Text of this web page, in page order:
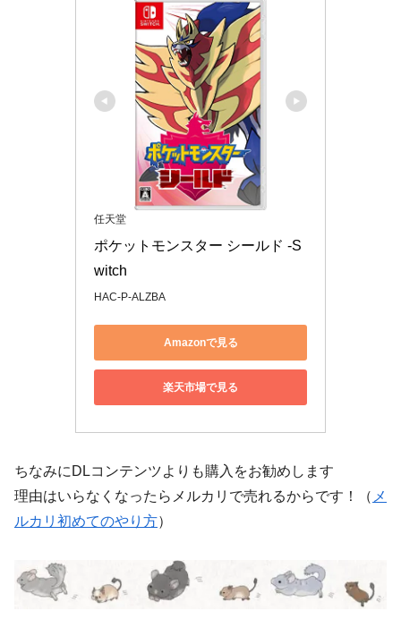
任天堂
ポケットモンスター シールド -S
witch
HAC-P-ALZBA
Amazonで見る
楽天市場で見る
ちなみにDLコンテンツよりも購入をお勧めします
理由はいらなくなったらメルカリで売れるからです！（ メ
ルカリ初めてのやり方）